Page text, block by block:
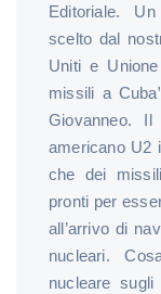
Editoriale.
scelto dal
Uniti e
missili a
Giovanneo.
americano U2
che dei
pronti per
all’arrivo di
nucleari.
nucleare